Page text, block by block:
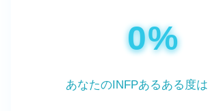
0%
あなたのINFPあるある度は